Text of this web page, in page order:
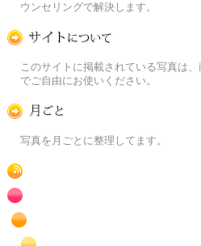
ウンセリングで解決します。
このサイトに掲載されている写真は
でご自由にお使いください。
写真を月ごとに整理してます。
RSS
赤色の花のフリー写真素材
橙色の花のフリー写真素材